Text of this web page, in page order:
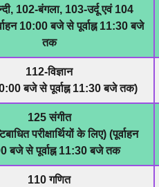
102-बंगला, 103-उर्दू एवं 104
10:00 बजे से पूर्वाह्न 11:30 बजे
तक
112-विज्ञान
बजे से पूर्वाह्न 11:30 बजे तक)
125 संगीत
परीक्षार्थियों के लिए) (पूर्वाहन
बजे से पूर्वाह्न 11:30 बजे तक
110 गणित